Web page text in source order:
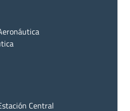
Central